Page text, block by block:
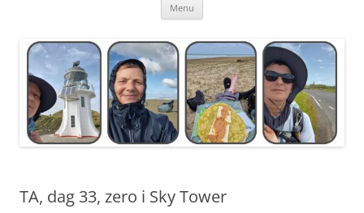
Menu
TA, dag 33, zero i Sky Tower